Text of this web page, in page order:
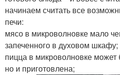
начинаем считать все
печи:
мясо в микроволновке мало
запеченного в духовом шкафу;
пицца в микроволновке может
но и приготовлена;